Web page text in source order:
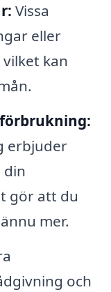
Vissa
eller
kan
erbjuder
din
gör att du
mer.
och